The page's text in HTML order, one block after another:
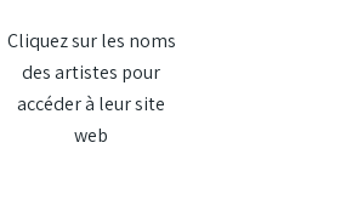
Cliquez sur les noms
des artistes pour
accéder à leur site
web